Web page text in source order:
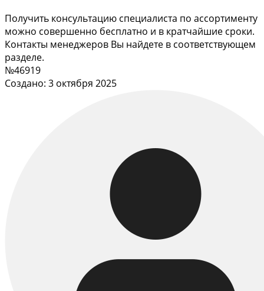
Получить консультацию специалиста по ассортименту
можно совершенно бесплатно и в кратчайшие сроки.
Контакты менеджеров Вы найдете в соответствующем
разделе.
№46919
Создано: 3 октября 2025